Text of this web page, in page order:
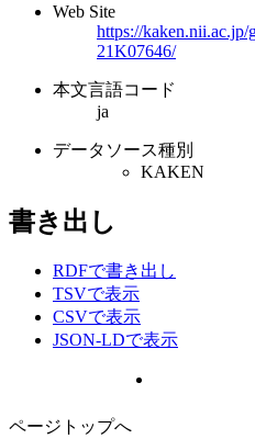
Web Site
https://
21K07646/
本文言語コード
ja
データソース種別
KAKEN
書き出し
RDFで書き出し
TSVで表示
CSVで表示
JSON-LDで表示
ページトップへ